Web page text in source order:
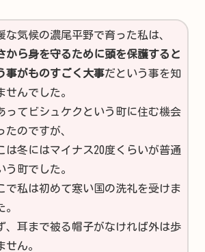
な気候の濃尾平野で育った私は、
から身を守るために頭を保護すると
事がものすごく大事だという事を知
せんでした。
ってビシュケクという町に住む機会
たのですが、
は冬にはマイナス20度くらいが普通
う町でした。
で私は初めて寒い国の洗礼を受けま
。
、耳まで被る帽子がなければ外は歩
せん。